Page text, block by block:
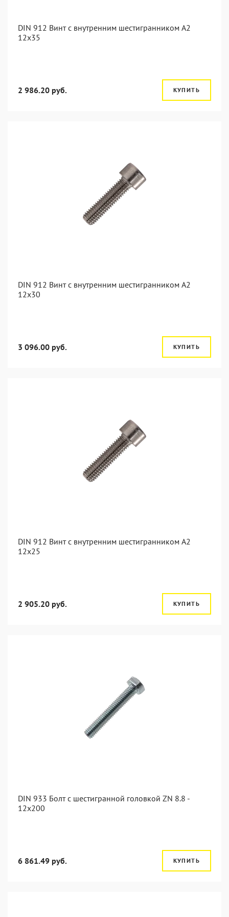
DIN 912 Винт с внутренним шестигранником А2
12х35
2 986.20 руб. КУПИТЬ
DIN 912 Винт с внутренним шестигранником А2
12х30
3 096.00 руб. КУПИТЬ
DIN 912 Винт с внутренним шестигранником А2
12х25
2 905.20 руб. КУПИТЬ
DIN 933 Болт с шестигранной головкой ZN 8.8 -
12x200
6 861.49 руб. КУПИТЬ